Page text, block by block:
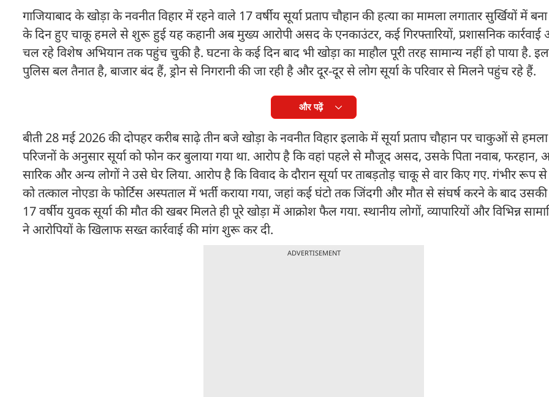
गाजियाबाद के खोड़ा के नवनीत विहार में रहने वाले 17 वर्षीय सूर्या प्रताप चौहान की हत्या का मामला लगातार सुर्खियों में
के दिन हुए चाकू हमले से शुरू हुई यह कहानी अब मुख्य आरोपी असद के एनकाउंटर, कई गिरफ्तारियों, प्रशासनिक कार्रवाई
चल रहे विशेष अभियान तक पहुंच चुकी है. घटना के कई दिन बाद भी खोड़ा का माहौल पूरी तरह सामान्य नहीं हो पाया है.
पुलिस बल तैनात है, बाजार बंद हैं, ड्रोन से निगरानी की जा रही है और दूर-दूर से लोग सूर्या के परिवार से मिलने पहुंच रहे हैं.
और पढ़ें
बीती 28 मई 2026 की दोपहर करीब साढ़े तीन बजे खोड़ा के नवनीत विहार इलाके में सूर्या प्रताप चौहान पर चाकुओं से
परिजनों के अनुसार सूर्या को फोन कर बुलाया गया था. आरोप है कि वहां पहले से मौजूद असद, उसके पिता नवाब, फरहान,
सारिक और अन्य लोगों ने उसे घेर लिया. आरोप है कि विवाद के दौरान सूर्या पर ताबड़तोड़ चाकू से वार किए गए. गंभीर रूप से
को तत्काल नोएडा के फोर्टिस अस्पताल में भर्ती कराया गया, जहां कई घंटो तक जिंदगी और मौत से संघर्ष करने के बाद उसकी
17 वर्षीय युवक सूर्या की मौत की खबर मिलते ही पूरे खोड़ा में आक्रोश फैल गया. स्थानीय लोगों, व्यापारियों और विभिन्न
ने आरोपियों के खिलाफ सख्त कार्रवाई की मांग शुरू कर दी.
ADVERTISEMENT